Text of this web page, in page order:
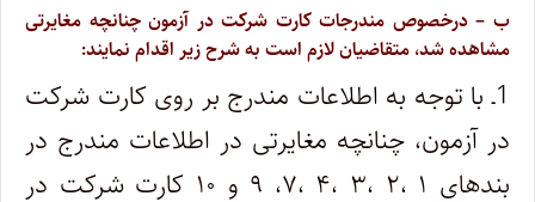
ب‌ – درخصوص مندرجات کارت شرکت در آزمون چنانچه مغایرتی
مشاهده شد، متقاضیان لازم است به شرح زیر اقدام نمایند:
1ـ با توجه به اطلاعات مندرج بر روی کارت شرکت
در آزمون، چنانچه مغایرتی در اطلاعات مندرج در
بندهای ۱ ،۲ ،۳ ،۴ ،۷، ۹ و ۱۰ کارت شرکت در